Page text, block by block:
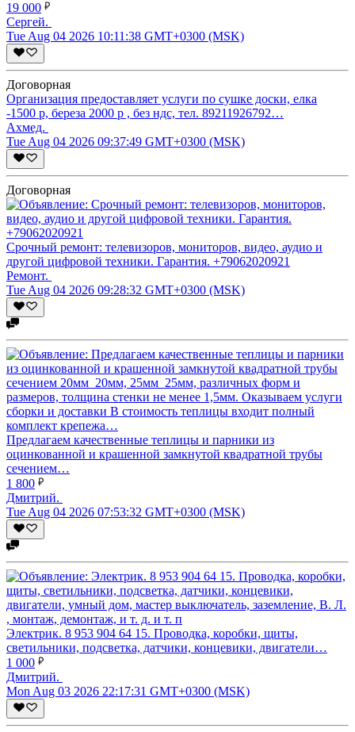
19 000
Сергей.
Tue Aug 04 2026 10:11:38 GMT+0300 (MSK)
Договорная
Организация предоставляет услуги по сушке доски, елка
-1500 р, береза 2000 р , без ндс, тел. 89211926792…
Ахмед.
Tue Aug 04 2026 09:37:49 GMT+0300 (MSK)
Договорная
Срочный ремонт: телевизоров, мониторов, видео, аудио и
другой цифровой техники. Гарантия. +79062020921
Ремонт.
Tue Aug 04 2026 09:28:32 GMT+0300 (MSK)
Предлагаем качественные теплицы и парники из
оцинкованной и крашенной замкнутой квадратной трубы
сечением…
1 800
Дмитрий.
Tue Aug 04 2026 07:53:32 GMT+0300 (MSK)
Электрик. 8 953 904 64 15. Проводка, коробки, щиты,
светильники, подсветка, датчики, концевики, двигатели…
1 000
Дмитрий.
Mon Aug 03 2026 22:17:31 GMT+0300 (MSK)